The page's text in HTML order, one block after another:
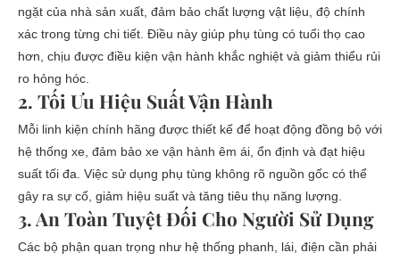
ngặt của nhà sản xuất, đảm bảo chất lượng vật liệu, độ chính
xác trong từng chi tiết. Điều này giúp phụ tùng có tuổi thọ cao
hơn, chịu được điều kiện vận hành khắc nghiệt và giảm thiểu rủi
ro hỏng hóc.
2. Tối Ưu Hiệu Suất Vận Hành
Mỗi linh kiện chính hãng được thiết kế để hoạt động đồng bộ với
hệ thống xe, đảm bảo xe vận hành êm ái, ổn định và đạt hiệu
suất tối đa. Việc sử dụng phụ tùng không rõ nguồn gốc có thể
gây ra sự cố, giảm hiệu suất và tăng tiêu thụ năng lượng.
3. An Toàn Tuyệt Đối Cho Người Sử Dụng
Các bộ phận quan trọng như hệ thống phanh, lái, điện cần phải